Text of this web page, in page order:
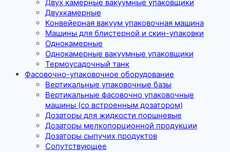
Двух камерные вакуумные упаковщики
Двухкамерные
Конвейерная вакуум упаковочная машина
Машины для блистерной и скин-упаковки
Однокамерные
Однокамерные вакуумные упаковщики
Термоусадочный танк
Фасовочно-упаковочное оборудование
Вертикальные упаковочные базы
Вертикальные фасовочно упаковочные
машины (со встроенным дозатором)
Дозаторы для жидкости поршневые
Дозаторы мелкопорционной продукции
Дозаторы сыпучих продуктов
Сопутствующее